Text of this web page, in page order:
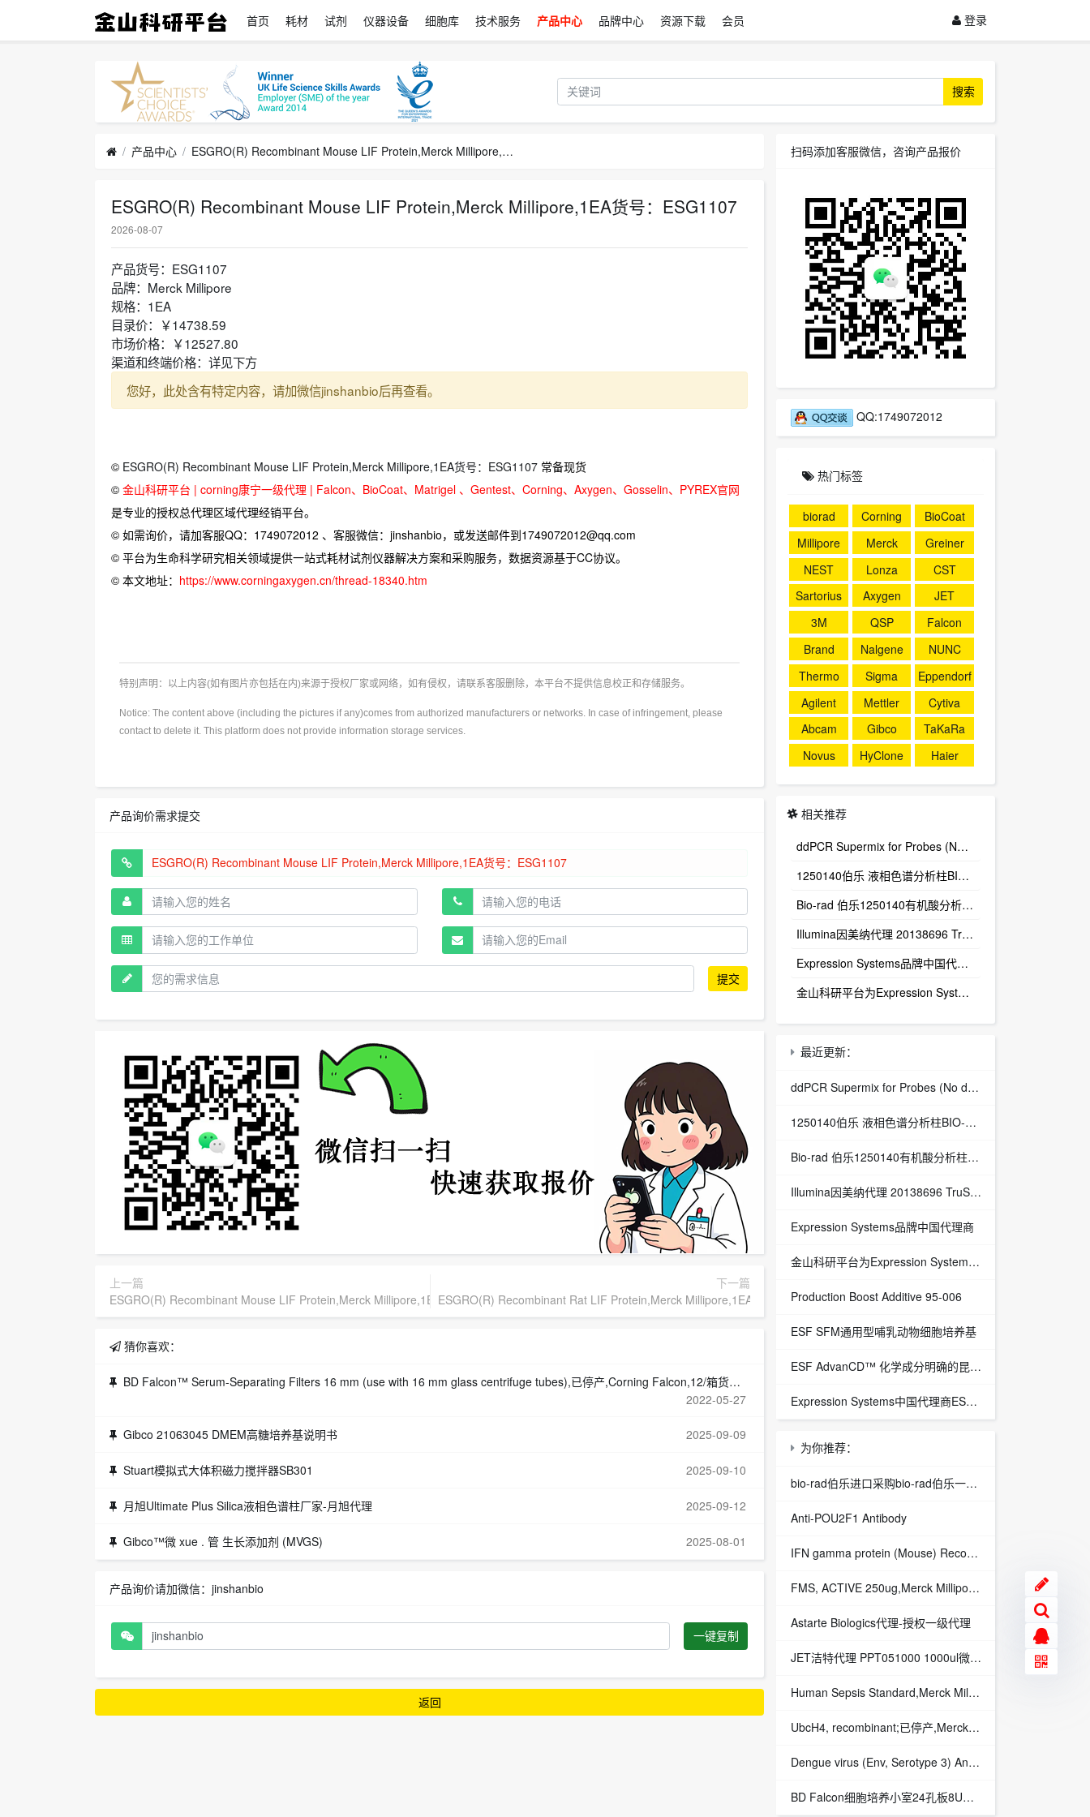
首页 耗材 试剂 仪器设备 细胞库 技术服务 产品中心 品牌中心 资源下载 会员 登录
搜索
产品中心 ESGRO(R) Recombinant Mouse LIF Protein,Merck Millipore,1EA货号：ESG1107
ESGRO(R) Recombinant Mouse LIF Protein,Merck Millipore,1EA货号：ESG1107
2026-08-07
产品货号：ESG1107
品牌：Merck Millipore
规格：1EA
目录价：￥14738.59
市场价格：￥12527.80
渠道和终端价格：详见下方
您好，此处含有特定内容，请加微信jinshanbio后再查看。
© ESGRO(R) Recombinant Mouse LIF Protein,Merck Millipore,1EA货号：ESG1107 常备现货
© 金山科研平台 | corning康宁一级代理 | Falcon、BioCoat、Matrigel 、Gentest、Corning、Axygen、Gosselin、PYREX官网
是专业的授权总代理区域代理经销平台。
© 如需询价，请加客服QQ：1749072012 、客服微信：jinshanbio，或发送邮件到1749072012@qq.com
© 平台为生命科学研究相关领域提供一站式耗材试剂仪器解决方案和采购服务，数据资源基于CC协议。
© 本文地址： https://www.corningaxygen.cn/thread-18340.htm
特别声明：以上内容(如有图片亦包括在内)来源于授权厂家或网络，如有侵权，请联系客服删除，本平台不提供信息校正和存储服务。
Notice: The content above (including the pictures if any)comes from authorized manufacturers or networks. In case of infringement, please
contact to delete it. This platform does not provide information storage services.
产品询价需求提交
提交
上一篇
ESGRO(R) Recombinant Mouse LIF Protein,Merck Millipore,1EA货号：ESG1106
下一篇
ESGRO(R) Recombinant Rat LIF Protein,Merck Millipore,1EA货号：ESG2206
猜你喜欢：
BD Falcon™ Serum-Separating Filters 16 mm (use with 16 mm glass centrifuge tubes),已停产,Corning Falcon,12/箱货号：355119
2022-05-27
Gibco 21063045 DMEM高糖培养基说明书 2025-09-09
Stuart模拟式大体积磁力搅拌器SB301 2025-09-10
月旭Ultimate Plus Silica液相色谱柱厂家-月旭代理 2025-09-12
Gibco™微 xue . 管 生长添加剂 (MVGS) 2025-08-01
产品询价请加微信：jinshanbio
一键复制
返回
扫码添加客服微信，咨询产品报价
QQ:1749072012
热门标签
biorad Corning
BioCoat
Millipore
Merck
Greiner
NEST
Lonza
CST
Sartorius
Axygen
JET
3M
QSP
Falcon
Brand
Nalgene
NUNC
Thermo
Sigma
Eppendorf
Agilent
Mettler
Cytiva
Abcam
Gibco
TaKaRa
Novus
HyClone Haier
相关推荐
ddPCR Supermix for Probes (No dUTP) 1863024
1250140伯乐 液相色谱分析柱BIO-RAD Aminex HPX-87H Column
Bio-rad 伯乐1250140有机酸分析柱 1250129保护柱芯 1250131保护柱套
‌Illumina因美纳代理 20138696 TruSight™ Oncology 500 v2 DNA Kit plus Illumina Connected Insights (48 samples)
Expression Systems品牌中国代理商
金山科研平台为Expression Systems（ES）中国独家代理商
最近更新：
ddPCR Supermix for Probes (No dUTP) 1863024
1250140伯乐 液相色谱分析柱BIO-RAD Aminex HPX-87H Column
Bio-rad 伯乐1250140有机酸分析柱 1250129保护柱芯 1250131保护柱套
‌Illumina因美纳代理 20138696 TruSight™ Oncology 500 v2 DNA Kit plus Illumina Connected Insights (48 samples)
Expression Systems品牌中国代理商
金山科研平台为Expression Systems（ES）中国独家代理商
Production Boost Additive 95-006
ESF SFM通用型哺乳动物细胞培养基
ESF AdvanCD™ 化学成分明确的昆虫细胞培养基
Expression Systems中国代理商ESF 921™昆虫细胞培养基
为你推荐：
bio-rad伯乐进口采购bio-rad伯乐一级代理bio-rad原装伯乐代理伯乐Bio-Rad
Anti-POU2F1 Antibody
IFN gamma protein (Mouse) Recombinant Proteins
FMS, ACTIVE 250ug,Merck Millipore,1EA货号：14-551M
Astarte Biologics代理-授权一级代理
JET洁特代理 PPT051000 1000ul微量吸头 Pipette Micro Tips100～1000ul本色,盒装,无酶,已消毒 PPT051000
Human Sepsis Standard,Merck Millipore,货号：LHSP-8063
UbcH4, recombinant;已停产,Merck Millipore,EA货号：14-859
Dengue virus (Env, Serotype 3) Antigen, Recombinant
BD Falcon细胞培养小室24孔板8UM透明PET膜353097BD 353097